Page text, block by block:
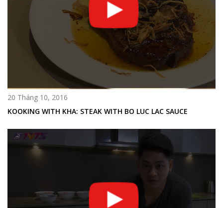
20 Tháng 10, 2016
KOOKING WITH KHA: STEAK WITH BO LUC LAC SAUCE